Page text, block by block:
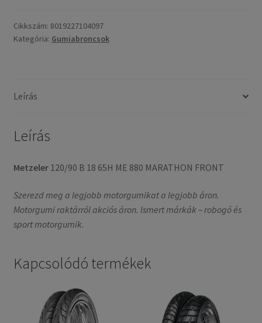
Cikkszám: 8019227104097
Kategória: Gumiabroncsok
Leírás
Leírás
Metzeler120/90 B 18 65H ME 880 MARATHON FRONT
Szerezd meg a legjobb motorgumikat a legjobb áron.
Motorgumi raktárról akciós áron. Ismert márkák – robogó és
sport motorgumik.
Kapcsolódó termékek